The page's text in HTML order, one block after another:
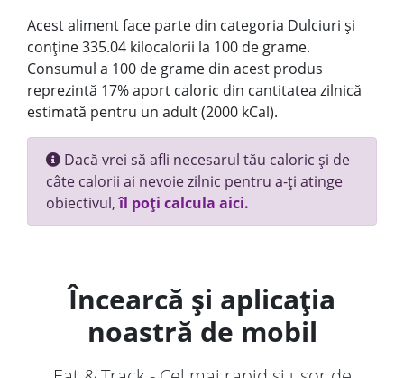
Acest aliment face parte din categoria Dulciuri și
conține 335.04 kilocalorii la 100 de grame.
Consumul a 100 de grame din acest produs
reprezintă 17% aport caloric din cantitatea zilnică
estimată pentru un adult (2000 kCal).
Dacă vrei să afli necesarul tău caloric și de
câte calorii ai nevoie zilnic pentru a-ți atinge
obiectivul,îl poți calcula aici.
Încearcă și aplicația
noastră de mobil